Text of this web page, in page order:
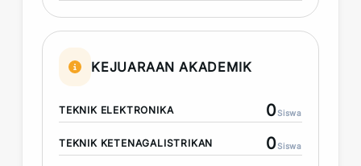
KEJUARAAN AKADEMIK
TEKNIK ELEKTRONIKA 0Siswa
TEKNIK KETENAGALISTRIKAN 0Siswa